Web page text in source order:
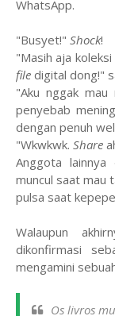
WhatsApp.
"Busyet!" Shock!
"Masih aja
file digital dong!"
"Aku nggak mau
penyebab
dengan penuh
"Wkwkwk. Share
Anggota lainnya
muncul saat mau
pulsa saat
Walaupun
dikonfirmasi
mengamini
Os livros